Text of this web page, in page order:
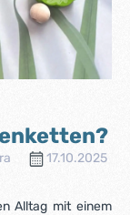
17.10.2025
Alltag mit einem